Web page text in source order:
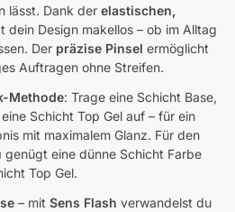
lässt. Dank der elastischen,
dein Design makellos – ob im Alltag
Der präzise Pinsel ermöglicht
Auftragen ohne Streifen.
Methode: Trage eine Schicht Base,
Schicht Top Gel auf – für ein
mit maximalem Glanz. Für den
genügt eine dünne Schicht Farbe
Top Gel.
– mit Sens Flash verwandelst du